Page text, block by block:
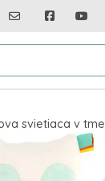
svietiaca v tme